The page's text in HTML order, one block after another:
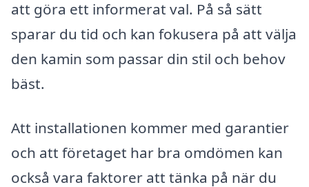
att göra ett informerat val. På så sätt
sparar du tid och kan fokusera på att välja
den kamin som passar din stil och behov
bäst.
Att installationen kommer med garantier
och att företaget har bra omdömen kan
också vara faktorer att tänka på när du